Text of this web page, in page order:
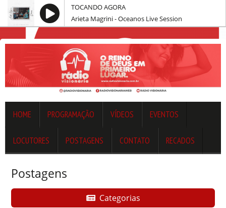
TOCANDO AGORA
Arieta Magrini - Oceanos Live Session
HOME PROGRAMAÇÃO VÍDEOS EVENTOS
LOCUTORES POSTAGENS CONTATO RECADOS
Postagens
Categorias